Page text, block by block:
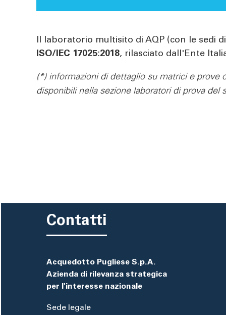
Il laboratorio multisito di AQP (con le sedi
ISO/IEC 17025:2018, rilasciato dall'Ente
(*) informazioni di dettaglio su matrici e prove
disponibili nella sezione laboratori di prova del
Contatti
Acquedotto Pugliese S.p.A.
Azienda di rilevanza strategica
per l'interesse nazionale
Sede legale